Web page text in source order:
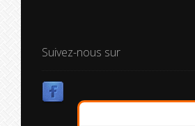
Suivez-nous sur